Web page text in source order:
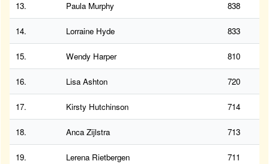
13. Paula Murphy 838
14. Lorraine Hyde 833
15. Wendy Harper 810
16. Lisa Ashton 720
17. Kirsty Hutchinson 714
18. Anca Zijlstra 713
19. Lerena Rietbergen 711